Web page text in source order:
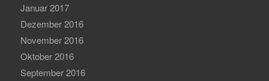
Januar 2017
Dezember 2016
November 2016
Oktober 2016
September 2016